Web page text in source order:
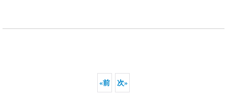
«前 次»